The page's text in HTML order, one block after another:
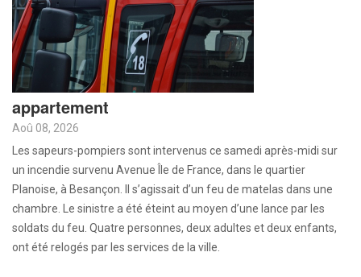
appartement
Aoû 08, 2026
Les sapeurs-pompiers sont intervenus ce samedi après-midi sur
un incendie survenu Avenue Île de France, dans le quartier
Planoise, à Besançon. Il s’agissait d’un feu de matelas dans une
chambre. Le sinistre a été éteint au moyen d’une lance par les
soldats du feu. Quatre personnes, deux adultes et deux enfants,
ont été relogés par les services de la ville.